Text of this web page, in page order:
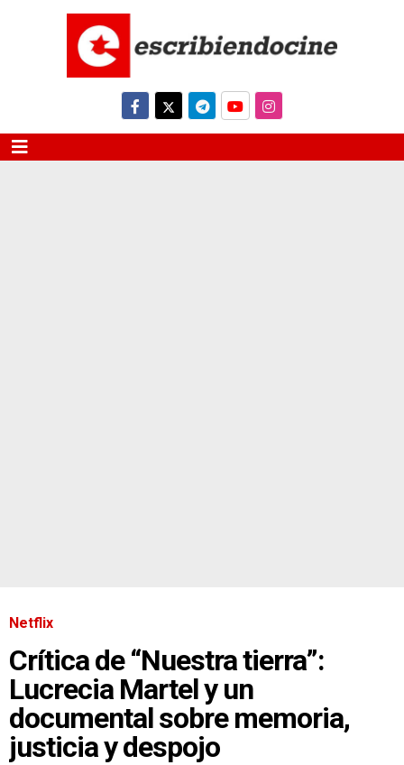
Netflix
Crítica de “Nuestra tierra”:
Lucrecia Martel y un
documental sobre memoria,
justicia y despojo